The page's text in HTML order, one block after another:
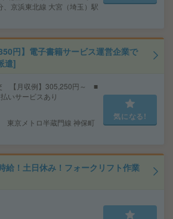
、京浜東北線 大宮（埼玉）駅
円】電子書籍サービス運営企業で
遣]
【月収例】305,250円～ ■
いサービスあり
東京メトロ半蔵門線 神保町
気になる!
給！土日休み！フォークリフト作業